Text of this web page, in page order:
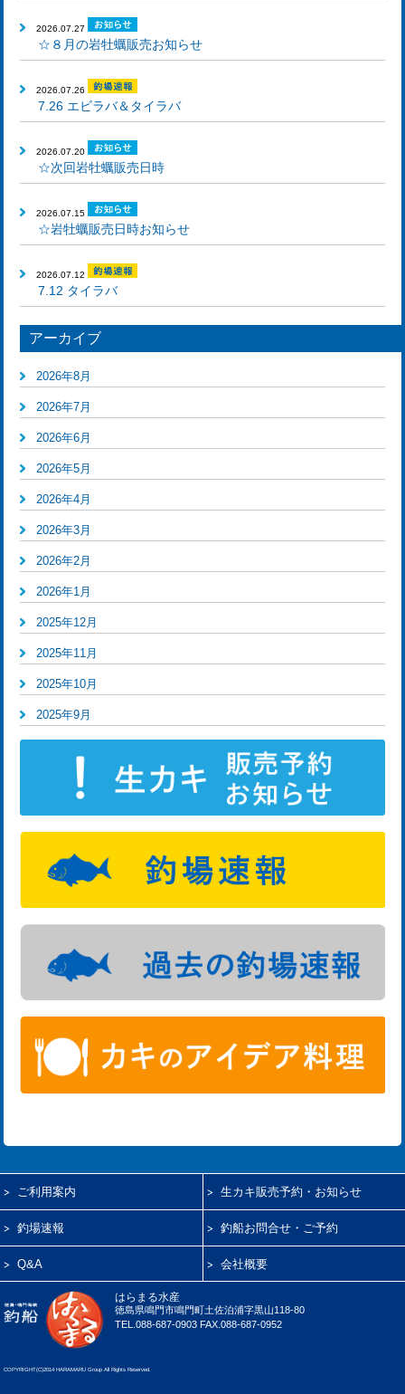
2026.07.27
☆８月の岩牡蠣販売お知らせ
2026.07.26
7.26 エビラバ＆タイラバ
2026.07.20
☆次回岩牡蠣販売日時
2026.07.15
☆岩牡蠣販売日時お知らせ
2026.07.12
7.12 タイラバ
アーカイブ
2026年8月
2026年7月
2026年6月
2026年5月
2026年4月
2026年3月
2026年2月
2026年1月
2025年12月
2025年11月
2025年10月
2025年9月
ご利用案内 生カキ販売予約・お知らせ
釣場速報 釣船お問合せ・ご予約
Q&A 会社概要
はらまる水産
徳島県鳴門市鳴門町土佐泊浦字黒山118-80
TEL.088-687-0903 FAX.088-687-0952
COPYRIGHT(C)2014 HARAMARU Group All Rights Reserved.